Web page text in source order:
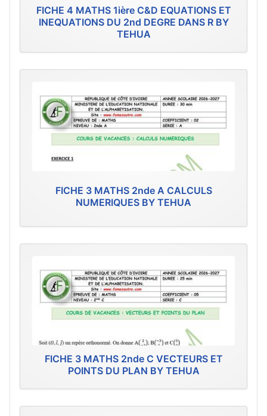
FICHE 4 MATHS 1ière C&D EQUATIONS ET
INEQUATIONS DU 2nd DEGRE DANS R BY
TEHUA
FICHE 3 MATHS 2nde A CALCULS
NUMERIQUES BY TEHUA
FICHE 3 MATHS 2nde C VECTEURS ET
POINTS DU PLAN BY TEHUA